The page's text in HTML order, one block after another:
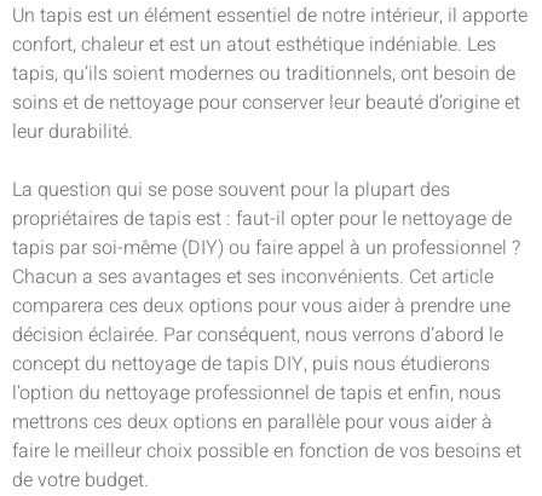
Un tapis est un élément essentiel de notre intérieur, il apporte
confort, chaleur et est un atout esthétique indéniable. Les
tapis, qu’ils soient modernes ou traditionnels, ont besoin de
soins et de nettoyage pour conserver leur beauté d’origine et
leur durabilité.
La question qui se pose souvent pour la plupart des
propriétaires de tapis est : faut-il opter pour le nettoyage de
tapis par soi-même (DIY) ou faire appel à un professionnel ?
Chacun a ses avantages et ses inconvénients. Cet article
comparera ces deux options pour vous aider à prendre une
décision éclairée. Par conséquent, nous verrons d’abord le
concept du nettoyage de tapis DIY, puis nous étudierons
l’option du nettoyage professionnel de tapis et enfin, nous
mettrons ces deux options en parallèle pour vous aider à
faire le meilleur choix possible en fonction de vos besoins et
de votre budget.